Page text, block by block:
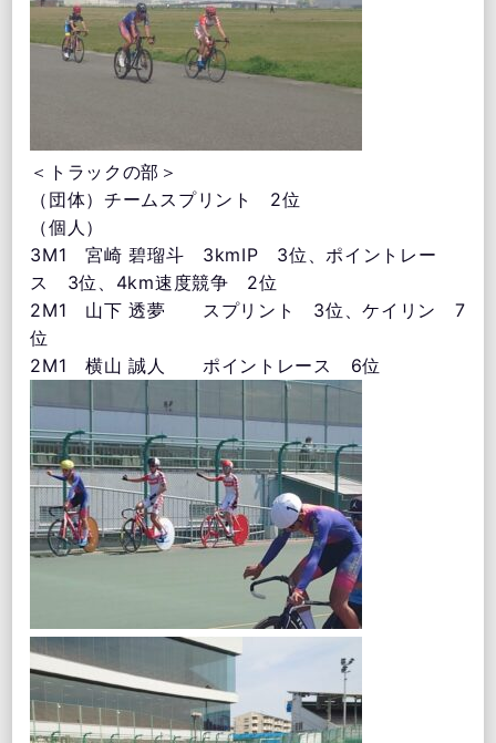
＜トラックの部＞
（団体）チームスプリント 2位
（個人）
3M1 宮崎 碧瑠⽃ 3kmIP 3位、ポイントレー
ス 3位、4km速度競争 2位
2M1 ⼭下 透夢 スプリント 3位、ケイリン 7
位
2M1 横⼭ 誠⼈ ポイントレース 6位